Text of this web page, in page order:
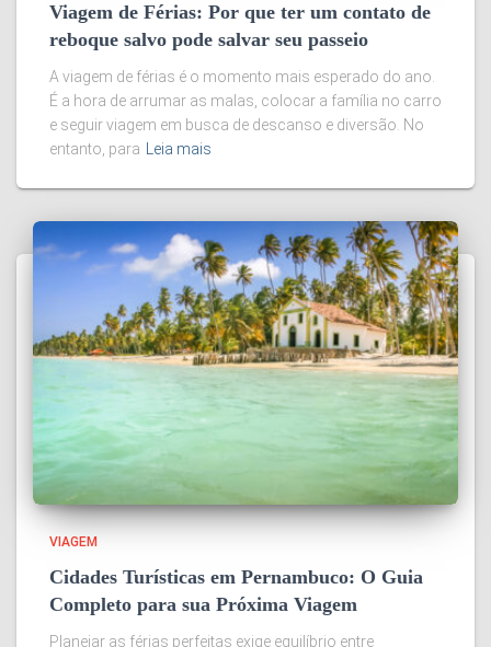
Viagem de Férias: Por que ter um contato de
reboque salvo pode salvar seu passeio
A viagem de férias é o momento mais esperado do ano.
É a hora de arrumar as malas, colocar a família no carro
e seguir viagem em busca de descanso e diversão. No
entanto, para Leia mais
VIAGEM
Cidades Turísticas em Pernambuco: O Guia
Completo para sua Próxima Viagem
Planejar as férias perfeitas exige equilíbrio entre